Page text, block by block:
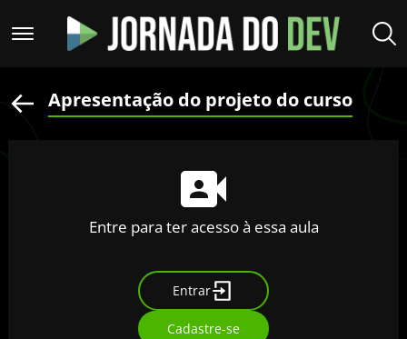
Apresentação do projeto do curso
Entre para ter acesso à essa aula
Entrar
Cadastre-se